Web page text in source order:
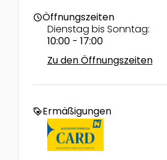
scheduleÖffnungszeiten
Dienstag bis Sonntag:
10:00 - 17:00
Zu den Öffnungszeiten
loyaltyErmäßigungen